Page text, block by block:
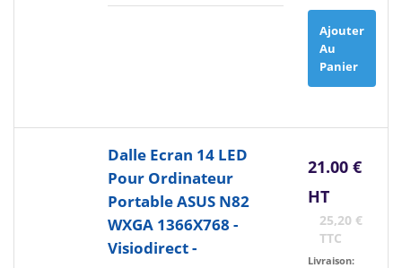
Ajouter
Au
Panier
Dalle Ecran 14 LED
Pour Ordinateur
Portable ASUS N82
WXGA 1366X768 -
Visiodirect -
21.00 €
HT
25,20 €
TTC
Livraison: